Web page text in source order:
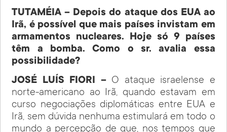
TUTAMÉIA – Depois do ataque dos EUA ao
Irã, é possível que mais países invistam em
armamentos nucleares. Hoje só 9 países
têm a bomba. Como o sr. avalia essa
possibilidade?
JOSÉ LUÍS FIORI – O ataque israelense e
norte-americano ao Irã, quando estavam em
curso negociações diplomáticas entre EUA e
Irã, sem dúvida nenhuma estimulará em todo o
mundo a percepção de que, nos tempos que